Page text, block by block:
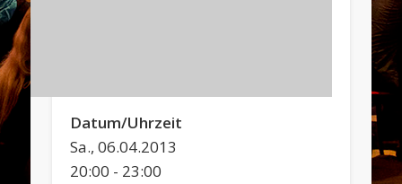
Datum/Uhrzeit
Sa., 06.04.2013
20:00 - 23:00